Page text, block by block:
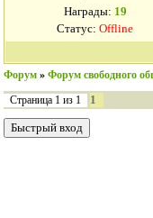
Награды: 19
Статус: Offline
Форум » Форум свободного
Страница 1 из 1
1